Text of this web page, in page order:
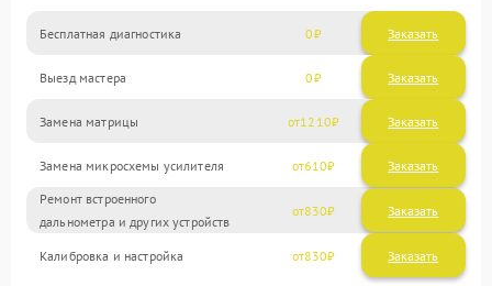
Бесплатная диагностика 0 Заказать
Выезд мастера 0 Заказать
Замена матрицы 1210
Замена микросхемы усилителя 610
Ремонт встроенного
дальнометра и других устройств
830
Калибровка и настройка 830